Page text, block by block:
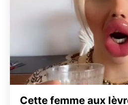
Cette femme aux